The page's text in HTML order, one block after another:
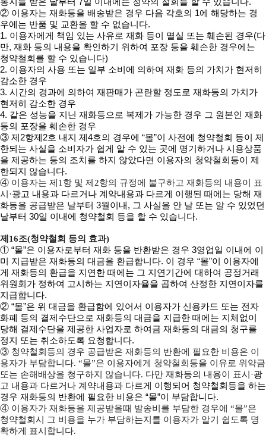
② 이용자는 재화등을 배송받은 경우 다음 각호의 1에 해당하는 경
우에는 반품 및 교환을 할 수 없습니다.
1. 이용자에게 책임 있는 사유로 재화 등이 멸실 또는 훼손된 경우(다
만, 재화 등의 내용을 확인하기 위하여 포장 등을 훼손한 경우에는
청약철회를 할 수 있습니다)
2. 이용자의 사용 또는 일부 소비에 의하여 재화 등의 가치가 현저히
감소한 경우
3. 시간의 경과에 의하여 재판매가 곤란할 정도로 재화등의 가치가
현저히 감소한 경우
4. 같은 성능을 지닌 재화등으로 복제가 가능한 경우 그 원본인 재화
등의 포장을 훼손한 경우
③ 제2항제2호 내지 제4호의 경우에 “몰”이 사전에 청약철회 등이 제
한되는 사실을 소비자가 쉽게 알 수 있는 곳에 명기하거나 시용상품
을 제공하는 등의 조치를 하지 않았다면 이용자의 청약철회등이 제
한되지 않습니다.
④ 이용자는 제1항 및 제2항의 규정에 불구하고 재화등의 내용이 표
시 ·광고 내용과 다르거나 계약내용과 다르게 이행된 때에는 당해 재
화등을 공급받은 날부터 3월이내, 그 사실을 안 날 또는 알 수 있었던
날부터 30일 이내에 청약철회 등을 할 수 있습니다.
제16조(청약철회 등의 효과)
① “몰”은 이용자로부터 재화 등을 반환받은 경우 3영업일 이내에 이
미 지급받은 재화등의 대금을 환급합니다. 이 경우 “몰”이 이용자에
게 재화등의 환급을 지연한 때에는 그 지연기간에 대하여 공정거래
위원회가 정하여 고시하는 지연이자율을 곱하여 산정한 지연이자를
지급합니다.
② “몰”은 위 대금을 환급함에 있어서 이용자가 신용카드 또는 전자
화폐 등의 결제수단으로 재화등의 대금을 지급한 때에는 지체없이
당해 결제수단을 제공한 사업자로 하여금 재화등의 대금의 청구를
정지 또는 취소하도록 요청합니다.
③ 청약철회등의 경우 공급받은 재화등의 반환에 필요한 비용은 이
용자가 부담합니다. “몰”은 이용자에게 청약철회등을 이유로 위약금
또는 손해배상을 청구하지 않습니다. 다만 재화등의 내용이 표시 ·광
고 내용과 다르거나 계약내용과 다르게 이행되어 청약철회등을 하는
경우 재화등의 반환에 필요한 비용은 “몰”이 부담합니다.
④ 이용자가 재화등을 제공받을때 발송비를 부담한 경우에 “몰”은
청약철회시 그 비용을 누가 부담하는지를 이용자가 알기 쉽도록 명
확하게 표시합니다.